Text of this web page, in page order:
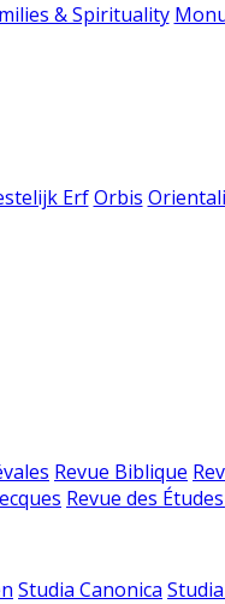
& Spirituality
Erf Orbis
Revue Biblique
Revue des
Studia Canonica